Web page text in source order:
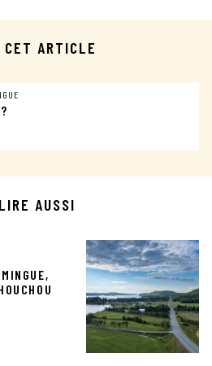
CET ARTICLE
AUSSI